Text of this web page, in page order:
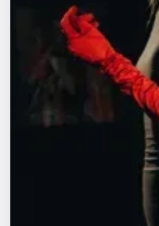
Площадки
Артисты